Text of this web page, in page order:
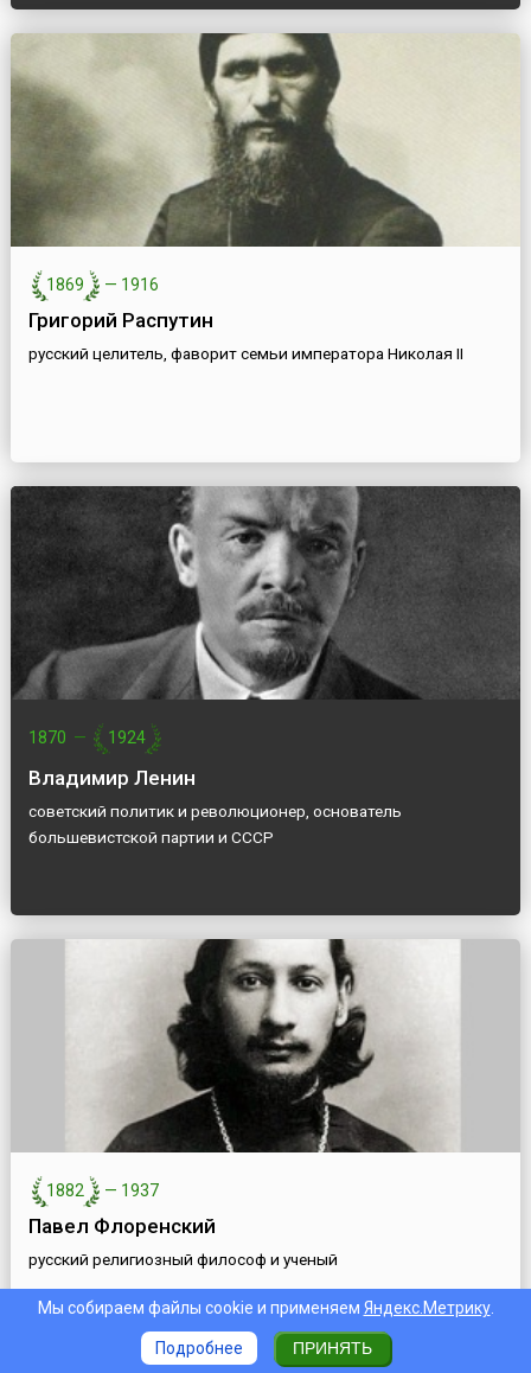
1869 — 1916
Григорий Распутин
русский целитель, фаворит семьи императора Николая II
1870 — 1924
Владимир Ленин
советский политик и революционер, основатель
большевистской партии и СССР
1882 — 1937
Павел Флоренский
русский религиозный философ и ученый
Мы собираем файлы cookie и применяем Яндекс.Метрику.
Подробнее ПРИНЯТЬ